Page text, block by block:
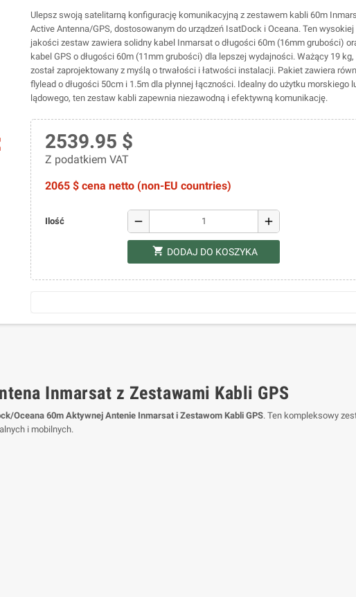
Ulepsz swoją satelitarną konfigurację komunikacyjną z zestawem kabli 60m
Active Antenna/GPS, dostosowanym do urządzeń IsatDock i Oceana. Ten wysokiej
jakości zestaw zawiera solidny kabel Inmarsat o długości 60m (16mm grubości)
kabel GPS o długości 60m (11mm grubości) dla lepszej wydajności. Ważący 19 kg,
został zaprojektowany z myślą o trwałości i łatwości instalacji. Pakiet zawiera
flylead o długości 50cm i 1.5m dla płynnej łączności. Idealny do użytku morskiego
lądowego, ten zestaw kabli zapewnia niezawodną i efektywną komunikację.
2539.95 $
Z podatkiem VAT
2065 $ cena netto (non-EU countries)
Ilość remove add
shopping_cart DODAJ DO KOSZYKA
Inmarsat z Zestawami Kabli GPS
Oceana 60m Aktywnej Antenie Inmarsat i Zestawom Kabli GPS. Ten kompleksowy
i mobilnych.